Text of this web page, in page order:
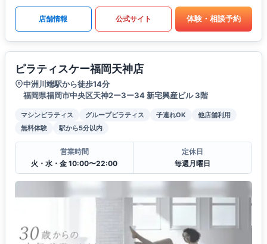
店舗情報 公式サイト 体験・相談予約
ピラティスケー福岡天神店
中洲川端駅から徒歩14分
福岡県福岡市中央区天神2ー3ー34 新宅興産ビル 3階
マシンピラティス グループピラティス 子連れOK
他店舗利用
無料体験
駅から5分以内
営業時間
火・水・金 10:00〜22:00
定休日
毎週月曜日